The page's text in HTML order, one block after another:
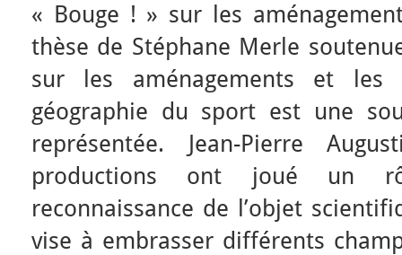
« Bouge ! » sur les
thèse de Stéphane Merle
sur les aménagements et les
géographie du sport est une
représentée. Jean-Pierre
productions ont joué un
reconnaissance de l’objet
vise à embrasser différents